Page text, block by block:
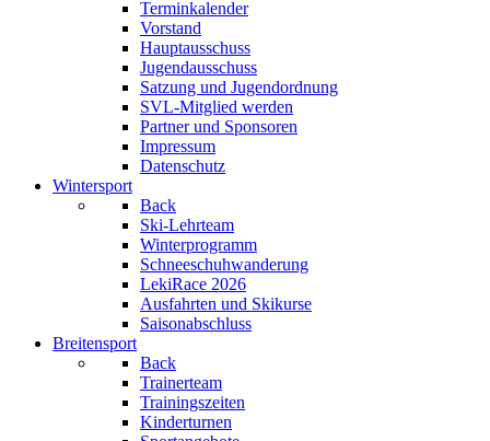
Terminkalender
Vorstand
Hauptausschuss
Jugendausschuss
Satzung und Jugendordnung
SVL-Mitglied werden
Partner und Sponsoren
Impressum
Datenschutz
Wintersport
Back
Ski-Lehrteam
Winterprogramm
Schneeschuhwanderung
LekiRace 2026
Ausfahrten und Skikurse
Saisonabschluss
Breitensport
Back
Trainerteam
Trainingszeiten
Kinderturnen